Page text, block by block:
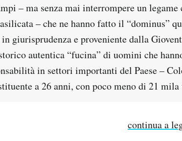
– ma senza mai interrompere un legame
– che ne hanno fatto il “dominus”
giurisprudenza e proveniente dalla
autentica “fucina” di uomini che
in settori importanti del Paese –
a 26 anni, con poco meno di 21
continua a